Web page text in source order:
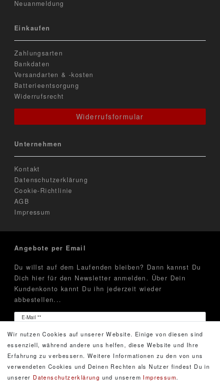
Neuanmeldung
Einkaufen
Zahlungsarten
Bankdaten
Versandarten & -kosten
Batterieentsorgung
Widerrufsrecht
Widerrufsformular
Unternehmen
Kontakt
Datenschutzerklärung
Cookie-Richtlinie
AGB
Impressum
Angebote per Email
Du willst auf dem Laufenden bleiben? Dann kannst Du
Dich hier für den Newsletter anmelden. Über Dein
Kundenkonto kannt Du ihn jederzeit wieder
abbestellen...
E-Mail **
Newsletter
Hiermit bestätige ich, dass ich die
Daten­schutz­erklärung
gelesen habe. Meine Einwilligung kann ich jederzeit
widerrufen.**
Wir nutzen Cookies auf unserer Website. Einige von diesen sind
essenziell, während andere uns helfen, diese Website und Ihre
Erfahrung zu verbessern. Weitere Informationen zu den von uns
verwendeten Cookies und Deinen Rechten als Nutzer findest Du in
unserer Daten­schutz­erklärung und unserem Impressum.